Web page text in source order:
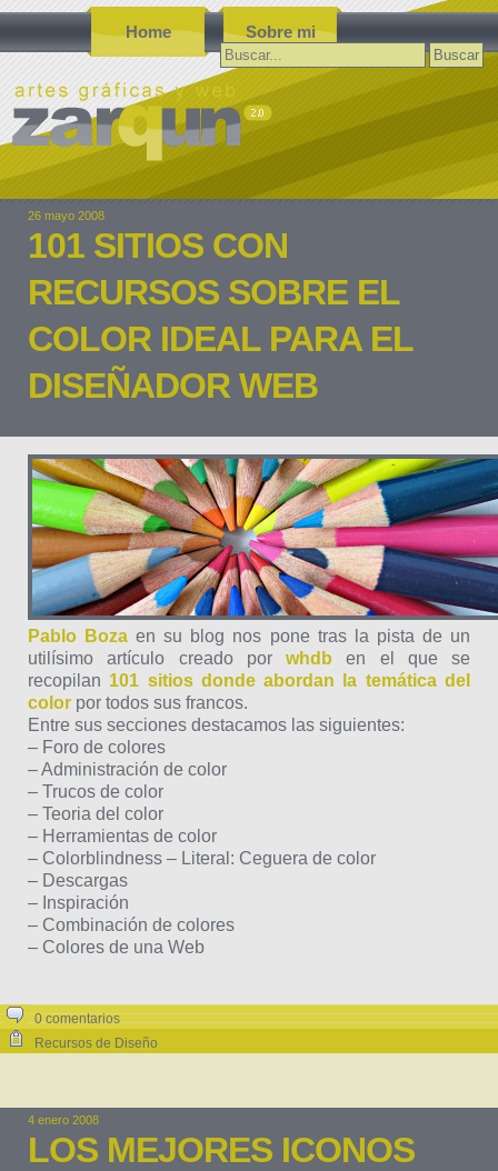
Home Sobre mi
Buscar:
26 mayo 2008
101 SITIOS CON
RECURSOS SOBRE EL
COLOR IDEAL PARA EL
DISEÑADOR WEB
Pablo Boza en su blog nos pone tras la pista de un
utilísimo artículo creado por whdb en el que se
recopilan 101 sitios donde abordan la temática del
color por todos sus francos.
Entre sus secciones destacamos las siguientes:
– Foro de colores
– Administración de color
– Trucos de color
– Teoria del color
– Herramientas de color
– Colorblindness – Literal: Ceguera de color
– Descargas
– Inspiración
– Combinación de colores
– Colores de una Web
0 comentarios
Recursos de Diseño
4 enero 2008
LOS MEJORES ICONOS